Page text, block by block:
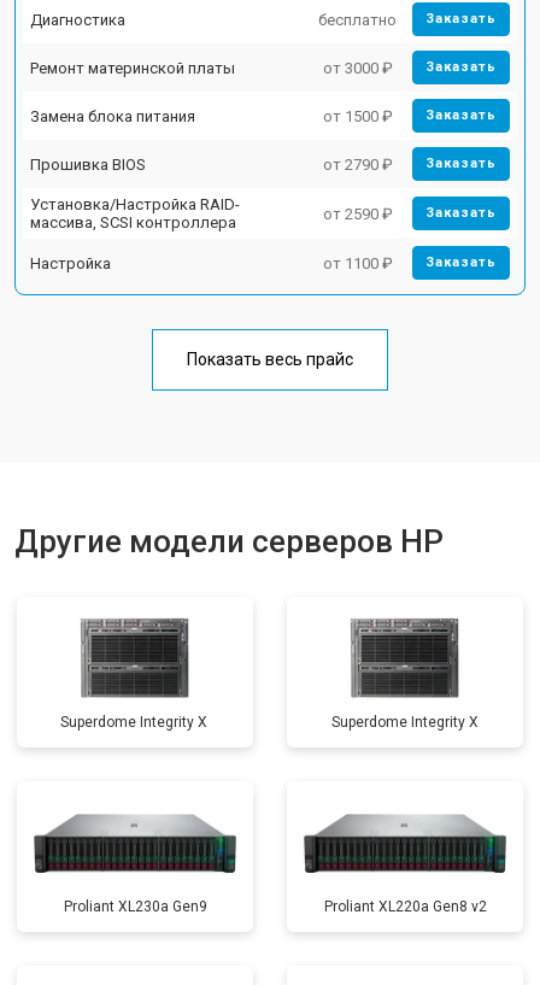
Диагностика бесплатно Заказать
Ремонт материнской платы от 3000 ₽ Заказать
Замена блока питания от 1500 ₽ Заказать
Прошивка BIOS от 2790 ₽ Заказать
Установка/Настройка RAID-
массива, SCSI контроллера
от 2590 ₽ Заказать
Настройка от 1100 ₽ Заказать
Показать весь прайс
Другие модели серверов HP
Superdome Integrity Х Superdome Integrity Х
Proliant XL230a Gen9 Proliant XL220a Gen8 v2